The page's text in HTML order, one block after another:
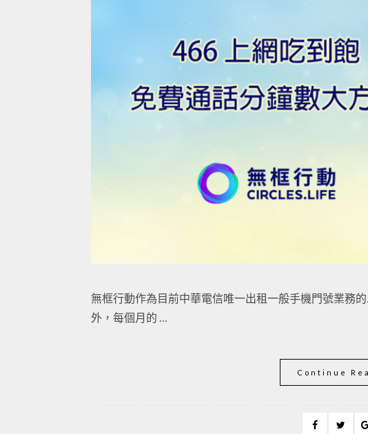
無框行動作為目前中華電信唯一出租一般手機門號業務
外，每個月的 …
Continue